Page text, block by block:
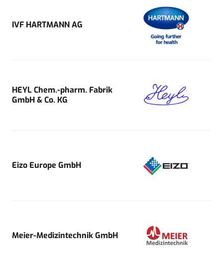
IVF HARTMANN AG
HEYL Chem.-pharm. Fabrik
GmbH & Co. KG
Eizo Europe GmbH
Meier-Medizintechnik GmbH